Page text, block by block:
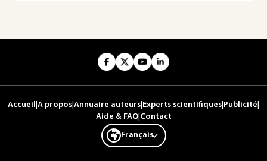
Accueil A propos Annuaire auteurs Experts scientifiques Publicité
Aide & FAQ| Contact
Français